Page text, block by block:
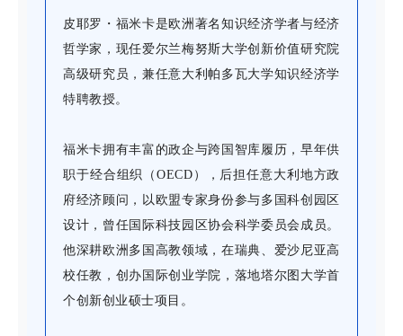
皮耶罗・福米卡是欧洲著名知识经济学者与经济
哲学家，现任爱尔兰梅努斯大学创新价值研究院
高级研究员，兼任意大利帕多瓦大学知识经济学
特聘教授。
福米卡拥有丰富的政企与跨国智库履历，早年供
职于经合组织（OECD），后担任意大利地方政
府经济顾问，以欧盟专家身份参与多国科创园区
设计，曾任国际科技园区协会科学委员会成员。
他深耕欧洲多国高教领域，在瑞典、爱沙尼亚高
校任教，创办国际创业学院，落地塔尔图大学首
个创新创业硕士项目。